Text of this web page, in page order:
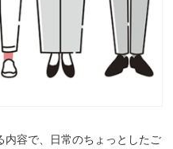
内容で、日常のちょっとしたご